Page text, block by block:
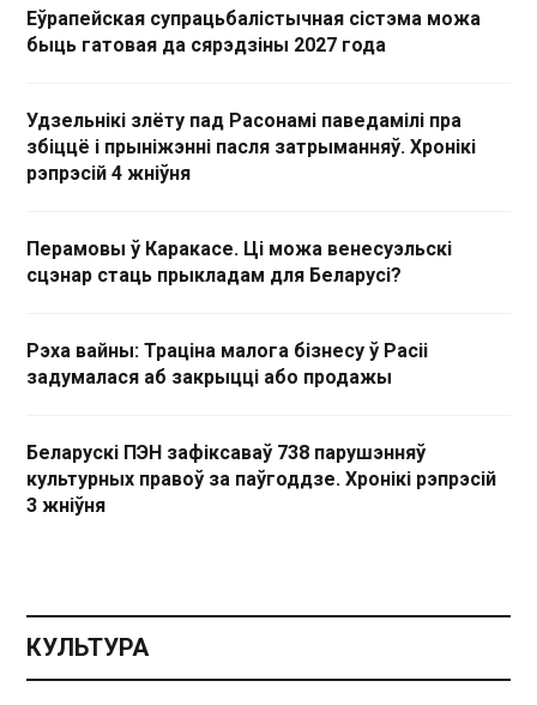
Еўрапейская супрацьбалістычная сістэма можа
быць гатовая да сярэдзіны 2027 года
Удзельнікі злёту пад Расонамі паведамілі пра
збіццё і прыніжэнні пасля затрыманняў. Хронікі
рэпрэсій 4 жніўня
Перамовы ў Каракасе. Ці можа венесуэльскі
сцэнар стаць прыкладам для Беларусі?
Рэха вайны: Траціна малога бізнесу ў Расіі
задумалася аб закрыцці або продажы
Беларускі ПЭН зафіксаваў 738 парушэнняў
культурных правоў за паўгоддзе. Хронікі рэпрэсій
3 жніўня
КУЛЬТУРА